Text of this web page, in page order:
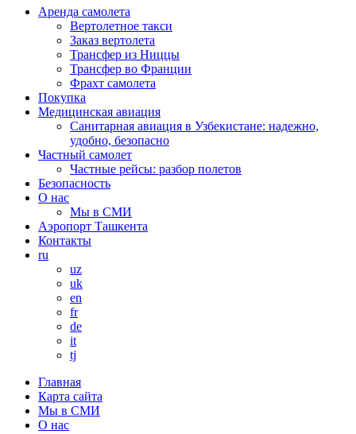
Аренда самолета
Вертолетное такси
Заказ вертолета
Трансфер из Ниццы
Трансфер во Франции
Фрахт самолета
Покупка
Медицинская авиация
Санитарная авиация в Узбекистане: надежно,
удобно, безопасно
Частный самолет
Частные рейсы: разбор полетов
Безопасность
О нас
Мы в СМИ
Аэропорт Ташкента
Контакты
ru
uz
uk
en
fr
de
it
tj
Главная
Карта сайта
Мы в СМИ
О нас